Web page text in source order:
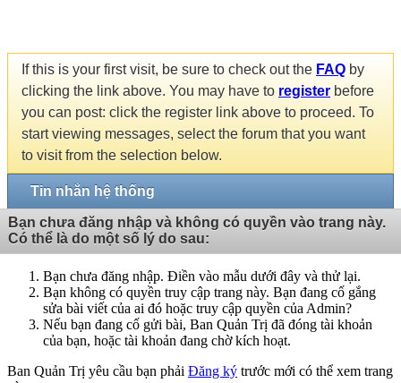
If this is your first visit, be sure to check out the FAQ by
clicking the link above. You may have to register before
you can post: click the register link above to proceed. To
start viewing messages, select the forum that you want
to visit from the selection below.
Tin nhắn hệ thống
Bạn chưa đăng nhập và không có quyền vào trang này.
Có thể là do một số lý do sau:
Bạn chưa đăng nhập. Điền vào mẫu dưới đây và thử lại.
Bạn không có quyền truy cập trang này. Bạn đang cố gắng
sửa bài viết của ai đó hoặc truy cập quyền của Admin?
Nếu bạn đang cố gửi bài, Ban Quản Trị đã đóng tài khoản
của bạn, hoặc tài khoản đang chờ kích hoạt.
Ban Quản Trị yêu cầu bạn phải Đăng ký trước mới có thể xem trang